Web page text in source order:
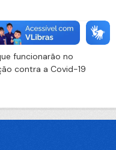
19
funcionarão no
contra a Covid-19